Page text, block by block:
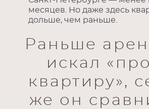
месяцев. Но даже здесь
дольше, чем раньше.
Раньше
искал
квартиру»,
же он